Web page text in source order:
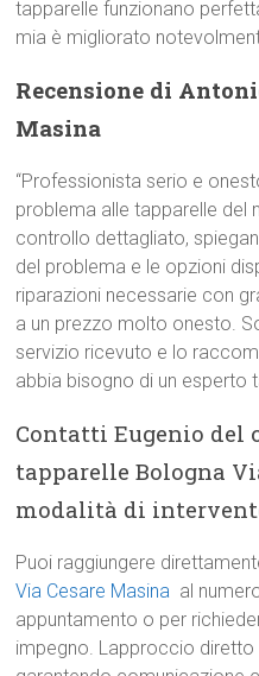
tapparelle funzionano
mia è migliorato
Recensione di
Masina
“Professionista serio e
problema alle tapparelle del
controllo dettagliato,
del problema e le opzioni
riparazioni necessarie con
a un prezzo molto onesto.
servizio ricevuto e lo
abbia bisogno di un esperto
Contatti Eugenio del
tapparelle Bologna
modalità di
Puoi raggiungere
Via Cesare Masina al
appuntamento o per
impegno. Lapproccio